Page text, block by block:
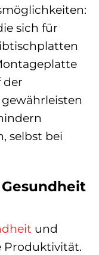
sich für
der
selbst bei
und
Produktivität.